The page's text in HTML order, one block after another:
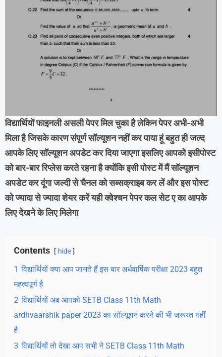
विद्यार्थियों फाइनली असली पेपर मिल चुका है लेकिन पेपर अभी-अभी
मिला है जिसके कारण संपूर्ण सॉल्यूशन नहीं कर पाया हूं बहुत ही जल्द
आपके लिए सॉल्यूशन अपडेट कर दिया जाएगा इसलिए आपको इसीपोस्ट
को बार-बार रिप्लेस करते रहना है क्योंकि इसी पोस्ट में मैं सॉल्यूशन
अपडेट कर दूंगा जल्दी से चैनल को सब्सक्राइब कर लें और इस पोस्ट
को ज्यादा से ज्यादा शेयर करें यही क्वेश्चन पेपर कल सेट ए का आपके
लिए देखने के लिए मिलेगा
Contents hide
1 विद्यार्थियों क्या आप जानते हैं इस बार अर्धवार्षिक परीक्षा 2023 बहुत
महत्वपूर्ण है
2 विद्यार्थियों अब आपको SETB Class 11th Math
ardhvaarshik paper 2023 का सॉल्यूशन करने की भी जरूरत नहीं
है
3 विद्यार्थियों तो देखा आप सभी ने SETB Class 11th Math